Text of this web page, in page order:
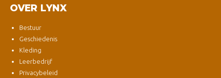
OVER LYNX
Bestuur
Geschiedenis
Kleding
Leerbedrijf
Privacybeleid